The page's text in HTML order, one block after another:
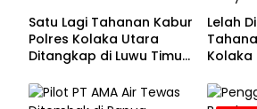
Satu Lagi Tahanan Kabur
Polres Kolaka Utara
Ditangkap di Luwu Timur,
Lelah
Kolaka